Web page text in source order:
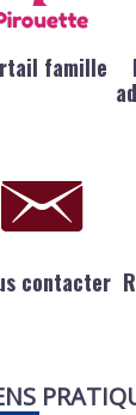
famille
contacter